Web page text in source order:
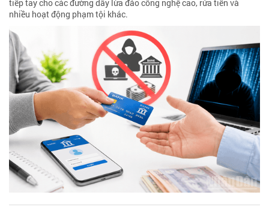
tiếp tay cho các đường dây lừa đảo công nghệ cao, rửa tiền và
nhiều hoạt động phạm tội khác.